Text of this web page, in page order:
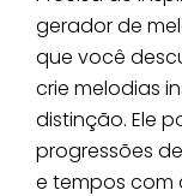
gerador de
que você
crie melodias
distinção. Ele
progressões
e tempos com